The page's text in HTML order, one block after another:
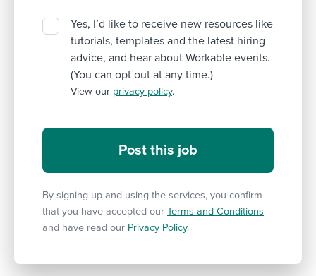
Yes, I’d like to receive new resources like
tutorials, templates and the latest hiring
advice, and hear about Workable events.
(You can opt out at any time.)
View our privacy policy.
By signing up and using the services, you confirm
that you have accepted our Terms and Conditions
and have read our Privacy Policy.